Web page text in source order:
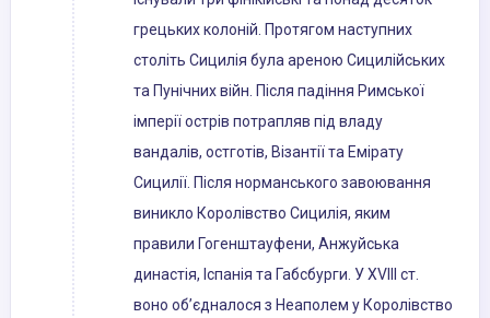
грецьких колоній. Протягом наступних
століть Сицилія була ареною Сицилійських
та Пунічних війн. Після падіння Римської
імперії острів потрапляв під владу
вандалів, остготів, Візантії та Емірату
Сицилії. Після норманського завоювання
виникло Королівство Сицилія, яким
правили Гогенштауфени, Анжуйська
династія, Іспанія та Габсбурги. У XVIII ст.
воно об’єдналося з Неаполем у Королівство